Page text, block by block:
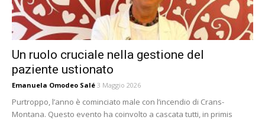
Un ruolo cruciale nella gestione del
paziente ustionato
Emanuela Omodeo Salé 3 Maggio 2026
Purtroppo, l’anno è cominciato male con l’incendio di Crans-
Montana. Questo evento ha coinvolto a cascata tutti, in primis